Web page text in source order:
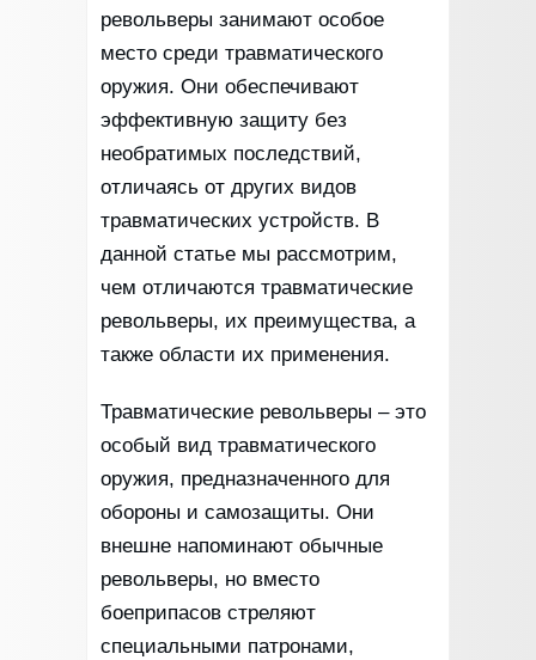
револьверы занимают особое
место среди травматического
оружия. Они обеспечивают
эффективную защиту без
необратимых последствий,
отличаясь от других видов
травматических устройств. В
данной статье мы рассмотрим,
чем отличаются травматические
револьверы, их преимущества, а
также области их применения.
Травматические револьверы – это
особый вид травматического
оружия, предназначенного для
обороны и самозащиты. Они
внешне напоминают обычные
револьверы, но вместо
боеприпасов стреляют
специальными патронами,